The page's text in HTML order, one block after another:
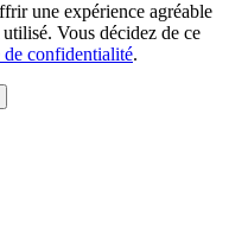
une expérience agréable
Vous décidez de ce
confidentialité.